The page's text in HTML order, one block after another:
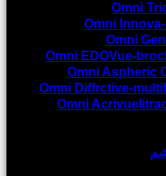
Omni
Omni
Omni
Omni EDOVue-
Omni Aspheric
Omni Diffrctive-
Omni